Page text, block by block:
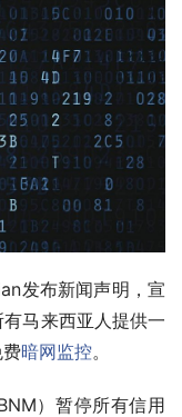
发布新闻声明，宣
马来西亚人提供一
暗网监控。
）暂停所有信用